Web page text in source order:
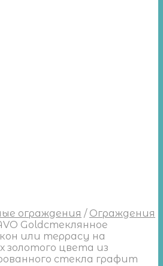
ограждения / Ограждения
Goldстеклянное
или террасу на
золотого цвета из
стекла графит